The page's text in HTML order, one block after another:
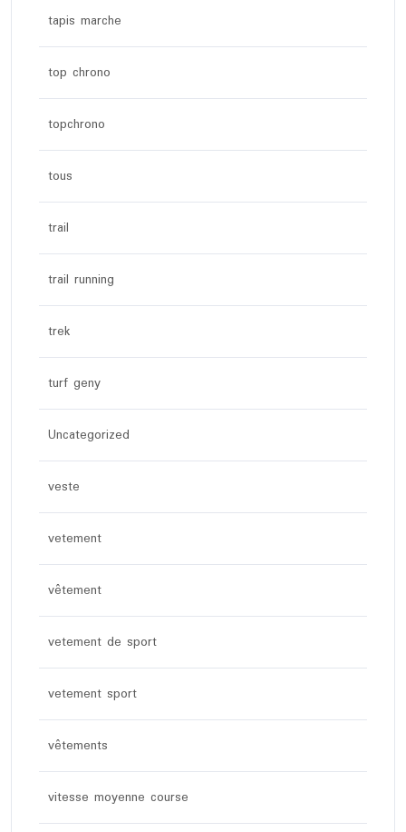
tapis marche
top chrono
topchrono
tous
trail
trail running
trek
turf geny
Uncategorized
veste
vetement
vêtement
vetement de sport
vetement sport
vêtements
vitesse moyenne course